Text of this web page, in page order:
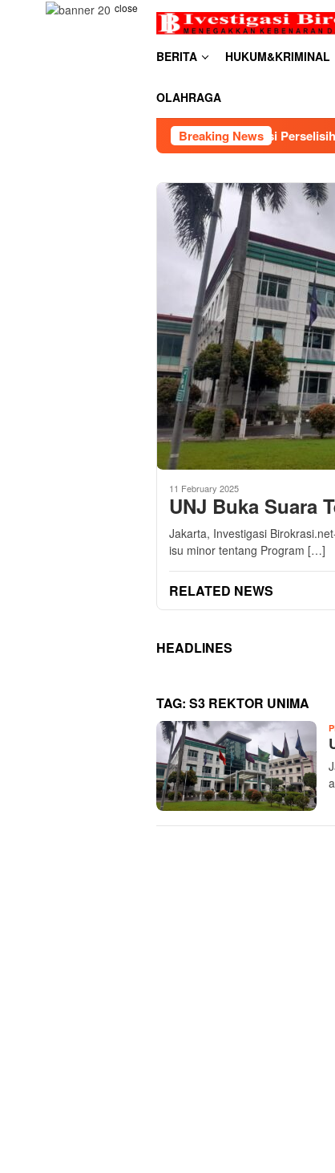
close
BERITA HUKUM&KRIMINAL
OLAHRAGA
Breaking News
Kemnaker Berhasil Mediasi Perselisihan PHK PT
11 February 2025
UNJ Buka Suara
Jakarta, Investigasi
isu minor tentang Program […]
RELATED NEWS
HEADLINES
TAG: S3 REKTOR UNIMA